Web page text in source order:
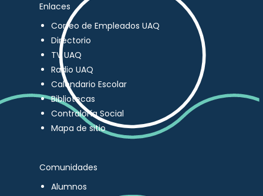
Enlaces
Correo de Empleados UAQ
Directorio
TV UAQ
Radio UAQ
Calendario Escolar
Bibliotecas
Contraloría Social
Mapa de sitio
Comunidades
Alumnos